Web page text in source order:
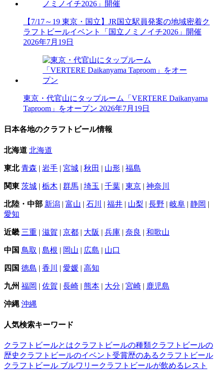
【7/17～19 東京・国立】JR国立駅員発案の地域密着ク
ラフトビールイベント「国立ノミノイチ2026」開催
2026年7月19日
東京・代官山にタップルーム「VERTERE Daikanyama
Taproom」をオープン 2026年7月19日
日本各地のクラフトビール情報
北海道 北海道
東北 青森 | 岩手 | 宮城 | 秋田 | 山形 | 福島
関東 茨城 | 栃木 | 群馬 | 埼玉 | 千葉 | 東京 | 神奈川
北陸・中部 新潟 | 富山 | 石川 | 福井 | 山梨 | 長野 | 岐阜 | 静岡 |
愛知
近畿 三重 | 滋賀 | 京都 | 大阪 | 兵庫 | 奈良 | 和歌山
中国 鳥取 | 島根 | 岡山 | 広島 | 山口
四国 徳島 | 香川 | 愛媛 | 高知
九州 福岡 | 佐賀 | 長崎 | 熊本 | 大分 | 宮崎 | 鹿児島
沖縄 沖縄
人気検索キーワード
クラフトビールとはクラフトビールの種類クラフトビールの
歴史 クラフトビールのイベント 受賞歴のあるクラフトビール
クラフトビール ブルワリークラフトビールが飲めるレスト